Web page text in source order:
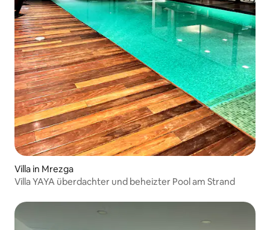
Villa in Mrezga
Villa YAYA überdachter und beheizter Pool am Strand